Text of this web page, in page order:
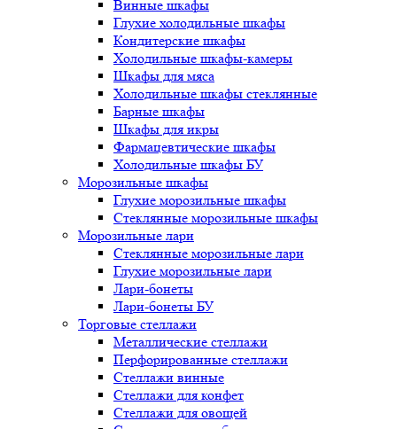
Винные шкафы
Глухие холодильные шкафы
Кондитерские шкафы
Холодильные шкафы-камеры
Шкафы для мяса
Холодильные шкафы стеклянные
Барные шкафы
Шкафы для икры
Фармацевтические шкафы
Холодильные шкафы БУ
Морозильные шкафы
Глухие морозильные шкафы
Стеклянные морозильные шкафы
Морозильные лари
Стеклянные морозильные лари
Глухие морозильные лари
Лари-бонеты
Лари-бонеты БУ
Торговые стеллажи
Металлические стеллажи
Перфорированные стеллажи
Стеллажи винные
Стеллажи для конфет
Стеллажи для овощей